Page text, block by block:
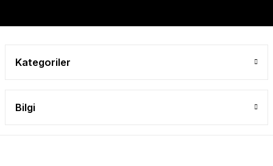
Kategoriler
Bilgi